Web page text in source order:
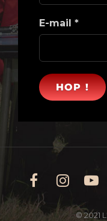
E-mail *
Facebook
© 2021